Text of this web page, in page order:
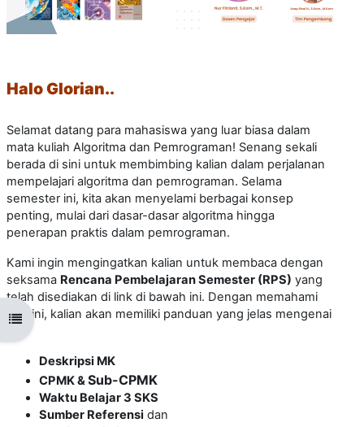
Open course index
Halo Glorian..
Selamat datang para mahasiswa yang luar biasa dalam
mata kuliah Algoritma dan Pemrograman! Senang sekali
berada di sini untuk membimbing kalian dalam perjalanan
mempelajari algoritma dan pemrograman. Selama
semester ini, kita akan menyelami berbagai konsep
penting, mulai dari dasar-dasar algoritma hingga
penerapan praktis dalam pemrograman.
Kami ingin mengingatkan kalian untuk membaca dengan
seksama Rencana Pembelajaran Semester (RPS) yang
telah disediakan di link di bawah ini. Dengan memahami
RPS ini, kalian akan memiliki panduan yang jelas mengenai
Deskripsi MK
CPMK &Sub-CPMK
Waktu Belajar 3 SKS
Sumber Referensi dan